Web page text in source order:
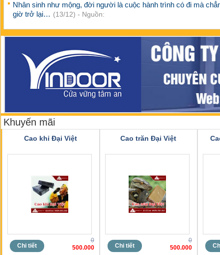
Nhân sinh như mộng, đời người là cuộc hành trình có đi mà
giờ trở lại… (13/12) - Nguồn:
Khuyến mãi
Cao khỉ Đại Việt
Chi tiết
0
500.000
Cao trăn Đại Việt
Chi tiết
0
500.000